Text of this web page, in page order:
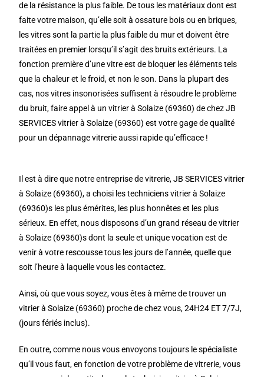
de la résistance la plus faible. De tous les matériaux dont est
faite votre maison, qu’elle soit à ossature bois ou en briques,
les vitres sont la partie la plus faible du mur et doivent être
traitées en premier lorsqu’il s’agit des bruits extérieurs. La
fonction première d’une vitre est de bloquer les éléments tels
que la chaleur et le froid, et non le son. Dans la plupart des
cas, nos vitres insonorisées suffisent à résoudre le problème
du bruit, faire appel à un vitrier à Solaize (69360) de chez JB
SERVICES vitrier à Solaize (69360) est votre gage de qualité
pour un dépannage vitrerie aussi rapide qu’efficace !
Il est à dire que notre entreprise de vitrerie, JB SERVICES vitrier
à Solaize (69360), a choisi les techniciens vitrier à Solaize
(69360)s les plus émérites, les plus honnêtes et les plus
sérieux. En effet, nous disposons d’un grand réseau de vitrier
à Solaize (69360)s dont la seule et unique vocation est de
venir à votre rescousse tous les jours de l’année, quelle que
soit l’heure à laquelle vous les contactez.
Ainsi, où que vous soyez, vous êtes à même de trouver un
vitrier à Solaize (69360) proche de chez vous, 24H24 ET 7/7J,
(jours fériés inclus).
En outre, comme nous vous envoyons toujours le spécialiste
qu’il vous faut, en fonction de votre problème de vitrerie, vous